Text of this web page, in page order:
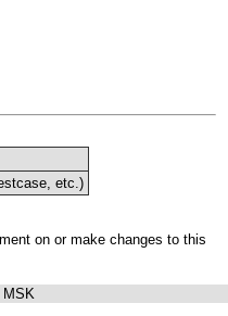
etc.)
MSK